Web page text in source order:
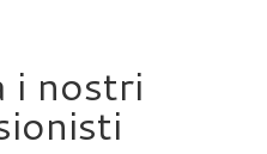
i nostri